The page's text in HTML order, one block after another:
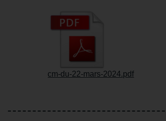
cm-du-22-mars-2024.pdf